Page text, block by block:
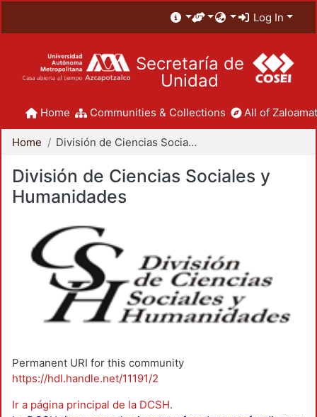
Log In
Secretaría de
Unidad
Home Communities & Collections All of
Home División de Ciencias Sociales y Humanidades
División de Ciencias Sociales y
Humanidades
Permanent URI for this community
https://hdl.handle.net/11191/2
Ir a página principal de la DCSH.